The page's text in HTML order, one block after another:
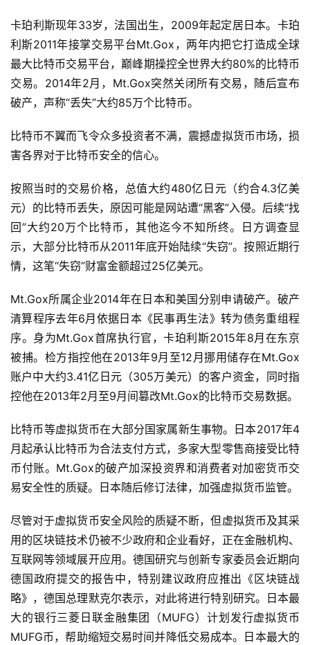
卡珀利斯现年33岁，法国出生，2009年起定居日本。卡珀
利斯2011年接掌交易平台Mt.Gox，两年内把它打造成全球
最大比特币交易平台，巅峰期操控全世界大约80%的比特币
交易。2014年2月，Mt.Gox突然关闭所有交易，随后宣布
破产，声称“丢失”大约85万个比特币。
比特币不翼而飞令众多投资者不满，震撼虚拟货币市场，损
害各界对于比特币安全的信心。
按照当时的交易价格，总值大约480亿日元（约合4.3亿美
元）的比特币丢失，原因可能是网站遭“黑客”入侵。后续“找
回”大约20万个比特币，其他迄今不知所终。日方调查显
示，大部分比特币从2011年底开始陆续“失窃”。按照近期行
情，这笔“失窃”财富金额超过25亿美元。
Mt.Gox所属企业2014年在日本和美国分别申请破产。破产
清算程序去年6月依据日本《民事再生法》转为债务重组程
序。身为Mt.Gox首席执行官，卡珀利斯2015年8月在东京
被捕。检方指控他在2013年9月至12月挪用储存在Mt.Gox
账户中大约3.41亿日元（305万美元）的客户资金，同时指
控他在2013年2月至9月间篡改Mt.Gox的比特币交易数据。
比特币等虚拟货币在大部分国家属新生事物。日本2017年4
月起承认比特币为合法支付方式，多家大型零售商接受比特
币付账。Mt.Gox的破产加深投资界和消费者对加密货币交
易安全性的质疑。日本随后修订法律，加强虚拟货币监管。
尽管对于虚拟货币安全风险的质疑不断，但虚拟货币及其采
用的区块链技术仍被不少政府和企业看好，正在金融机构、
互联网等领域展开应用。德国研究与创新专家委员会近期向
德国政府提交的报告中，特别建议政府应推出《区块链战
略》，德国总理默克尔表示，对此将进行特别研究。日本最
大的银行三菱日联金融集团（MUFG）计划发行虚拟货币
MUFG币，帮助缩短交易时间并降低交易成本。日本最大的